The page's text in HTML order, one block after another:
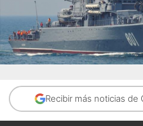
Recibir más noticias de